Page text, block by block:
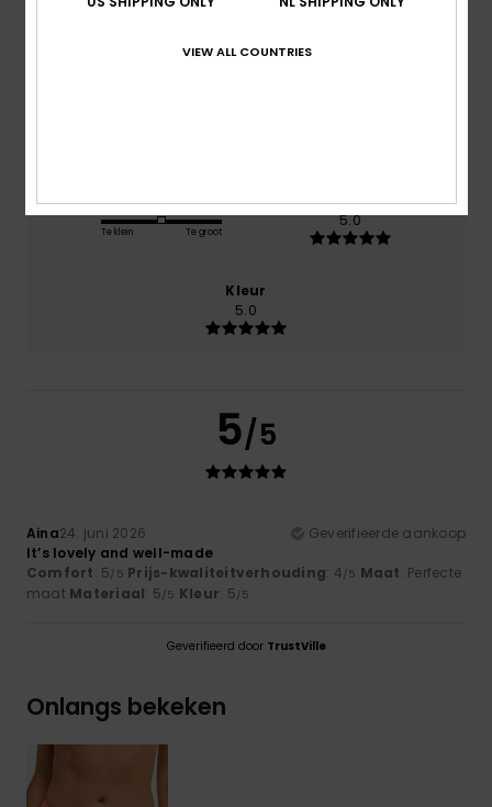
Maat
Te klein Te groot
Materiaal
5.0
Kleur
5.0
5/5
Aina24. juni 2026
Geverifieerde aankoop
It’s lovely and well-made
Comfort: 5/5 Prijs-kwaliteitverhouding: 4/5 Maat: Perfecte
maat Materiaal: 5/5 Kleur: 5/5
Geverifieerd door TrustVille
Onlangs bekeken
VIEW ALL COUNTRIES